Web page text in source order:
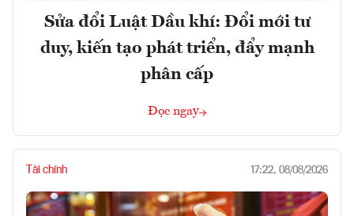
Sửa đổi Luật Dầu khí: Đổi mới tư
duy, kiến tạo phát triển, đẩy mạnh
phân cấp
Đọc ngay
Tài chính 17:22, 08/08/2026